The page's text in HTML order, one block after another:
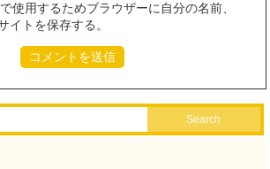
使用するためブラウザーに自分の名前、
イトを保存する。